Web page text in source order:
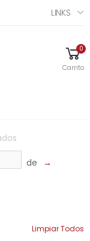
LINKS
0
Carrito
de →
Limpiar Todos